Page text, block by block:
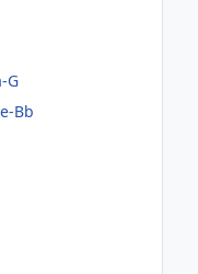
G
Bb